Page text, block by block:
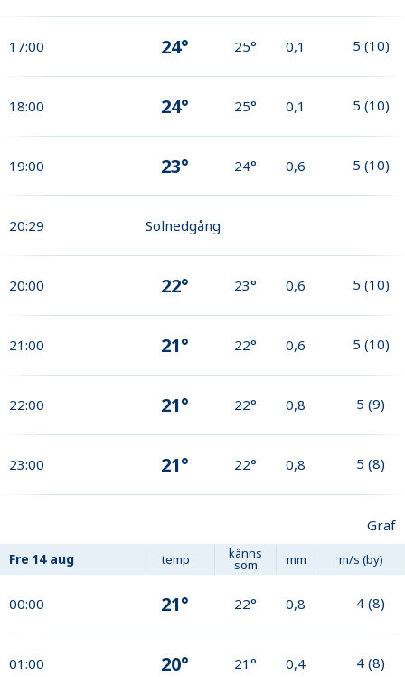
17:00 24° 25° 0,1 5 (10)
18:00 24° 25° 0,1 5 (10)
19:00 23° 24° 0,6 5 (10)
20:29 Solnedgång
20:00 22° 23° 0,6 5 (10)
21:00 21° 22° 0,6 5 (10)
22:00 21° 22° 0,8 5 (9)
23:00 21° 22° 0,8 5 (8)
Graf
Fre 14 aug temp känns
som mm m/s (by)
00:00 21° 22° 0,8 4 (8)
01:00 20° 21° 0,4 4 (8)